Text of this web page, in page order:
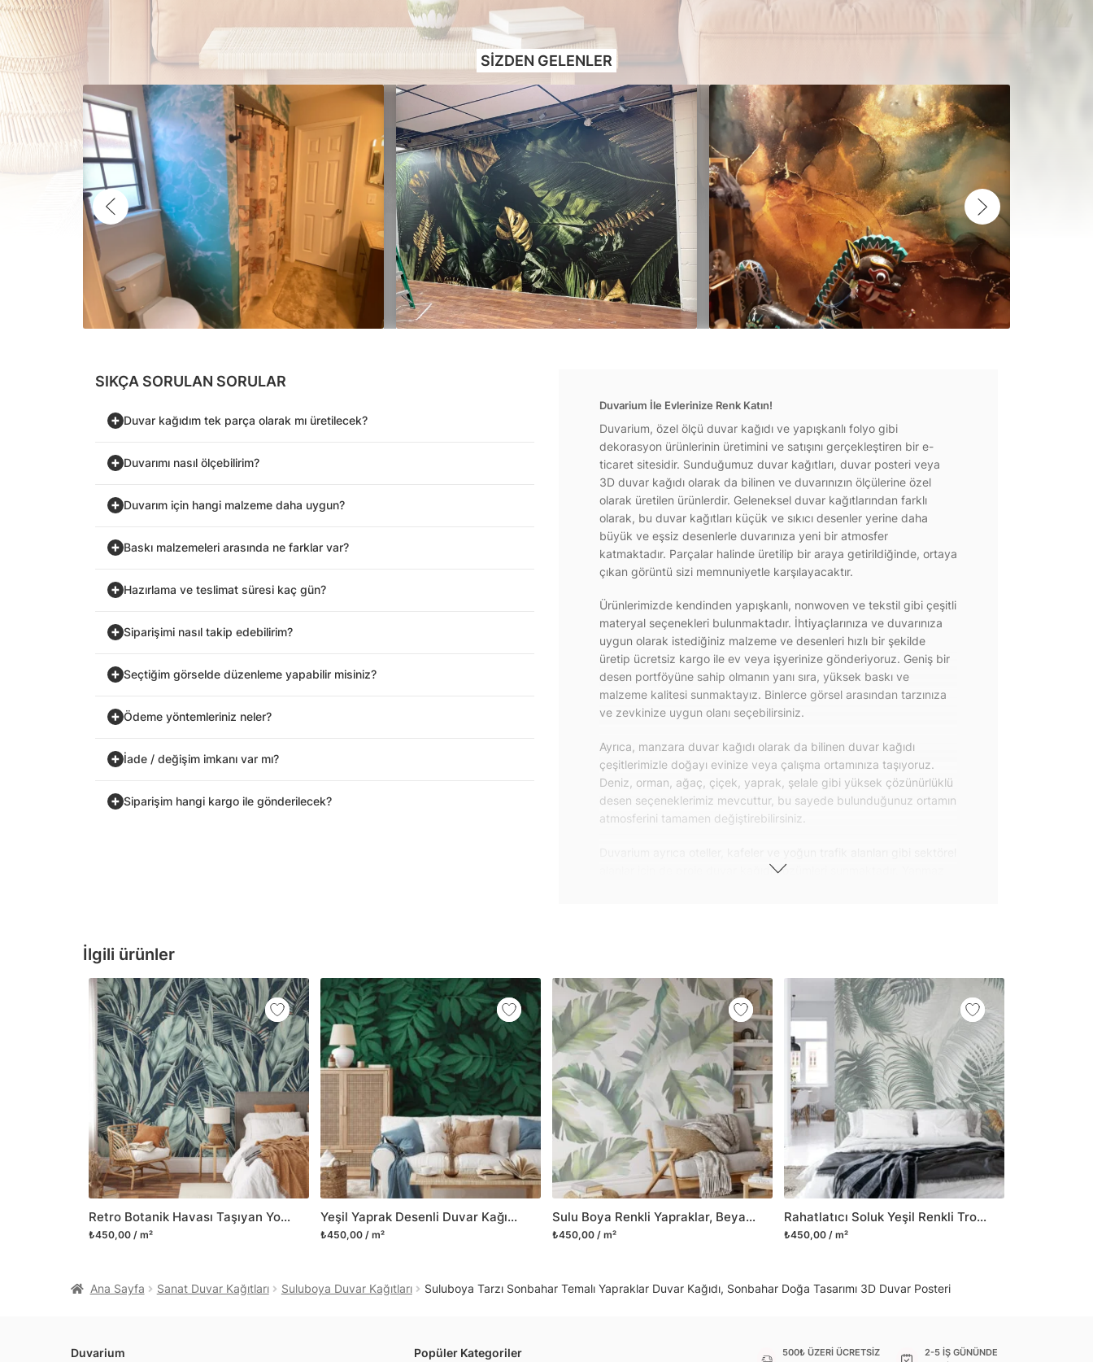
İlgili ürünler
Retro Botanik Havası Taşıyan Yoğun Tropikal Yeşil Yaprak Desenli Duvar Kağıdı, Doğaseverler İçin 3D Duvar Kağıdı
₺450,00 / m²
Yeşil Yaprak Desenli Duvar Kağıdı, Botanik 3D Duvar Kağıdı
₺450,00 / m²
Sulu Boya Renkli Yapraklar, Beyaz Zeminli Duvar Kağıdı, Modern ve Rahatlatıcı 3D Duvar Kağıdı
₺450,00 / m²
Rahatlatıcı Soluk Yeşil Renkli Tropikal Yapraklar, Açık Yeşil Arka Planlı Modern Duvar Posteri
₺450,00 / m²
SIZDEN GELENLER
SIKÇA SORULAN SORULAR
Duvar kağıdım tek parça olarak mı üretilecek?
Duvarımı nasıl ölçebilirim?
Duvarım için hangi malzeme daha uygun?
Baskı malzemeleri arasında ne farklar var?
Hazırlama ve teslimat süresi kaç gün?
Siparişimi nasıl takip edebilirim?
Seçtiğim görselde düzenleme yapabilir misiniz?
Ödeme yöntemleriniz neler?
İade / değişim imkanı var mı?
Siparişim hangi kargo ile gönderilecek?
Duvarium İle Evlerinize Renk Katın!
Duvarium, özel ölçü duvar kağıdı ve yapışkanlı folyo gibi
dekorasyon ürünlerinin üretimini ve satışını gerçekleştiren bir e-
ticaret sitesidir. Sunduğumuz duvar kağıtları, duvar posteri veya
3D duvar kağıdı olarak da bilinen ve duvarınızın ölçülerine özel
olarak üretilen ürünlerdir. Geleneksel duvar kağıtlarından farklı
olarak, bu duvar kağıtları küçük ve sıkıcı desenler yerine daha
büyük ve eşsiz desenlerle duvarınıza yeni bir atmosfer
katmaktadır. Parçalar halinde üretilip bir araya getirildiğinde, ortaya
çıkan görüntü sizi memnuniyetle karşılayacaktır.
Ürünlerimizde kendinden yapışkanlı, nonwoven ve tekstil gibi çeşitli
materyal seçenekleri bulunmaktadır. İhtiyaçlarınıza ve duvarınıza
uygun olarak istediğiniz malzeme ve desenleri hızlı bir şekilde
üretip ücretsiz kargo ile ev veya işyerinize gönderiyoruz. Geniş bir
desen portföyüne sahip olmanın yanı sıra, yüksek baskı ve
malzeme kalitesi sunmaktayız. Binlerce görsel arasından tarzınıza
ve zevkinize uygun olanı seçebilirsiniz.
Ayrıca, manzara duvar kağıdı olarak da bilinen duvar kağıdı
çeşitlerimizle doğayı evinize veya çalışma ortamınıza taşıyoruz.
Deniz, orman, ağaç, çiçek, yaprak, şelale gibi yüksek çözünürlüklü
desen seçeneklerimiz mevcuttur, bu sayede bulunduğunuz ortamın
atmosferini tamamen değiştirebilirsiniz.
alanlar için de proje duvar kağıdı çözümleri sunmaktadır. Yanmaz
yapışkanlı folyolarımız da geniş kullanım amacına sahiptir. Bu
folyolar sayesinde masa, çekmece, dolap kapakları gibi
mobilyalarınıza ilk günkü gibi yeni bir görünüm kazandırabilirsiniz.
Yüzeyi düz olan cam dahil her türlü yüzeye yapışabilen ve suya
dayanıklı yapışkanlı folyo modellerimizi ilgili kategoride
bulabilirsiniz.
Duvarium, yalnızca bu ürünlerle sınırlı kalmayıp aynı zamanda
kanvas tablo gibi çeşitli duvar dekorasyon ürünlerinin de üretimini
ve satışını yapmaktadır. Duvar tasarımının önemini biliyor ve evin en
kritik dekorasyon alanı olduğunu kabul ediyoruz. Bu nedenle ürün
yelpazemizi sürekli genişletiyor ve trendlere ayak uydurmanın yanı
sıra yeni trendlerin oluşumunda da öncü rol üstleniyoruz.
Herhangi bir soru ya da sorununuz olursa bizimle iletişime
geçebilirsiniz.
Ana Sayfa Sanat Duvar Kağıtları Suluboya Duvar Kağıtları Suluboya Tarzı Sonbahar Temalı Yapraklar Duvar Kağıdı, Sonbahar Doğa Tasarımı 3D Duvar Posteri
Duvarium Popüler Kategoriler
500₺ ÜZERİ ÜCRETSİZ
2-5 İŞ GÜNÜNDE